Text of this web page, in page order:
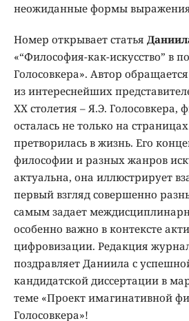
неожиданные формы
Номер открывает статья
«“Философия-как-искусство” в
Голосовкера». Автор
из интереснейших
XX столетия – Я.Э. Голосовкера,
осталась не только на
претворилась в жизнь. Его
философии и разных жанров
актуальна, она иллюстрирует
первый взгляд совершенно
самым задает
особенно важно в контексте
цифровизации. Редакция
поздравляет Даниила с
кандидатской диссертации в
теме «Проект имагинативной
Голосовкера»!